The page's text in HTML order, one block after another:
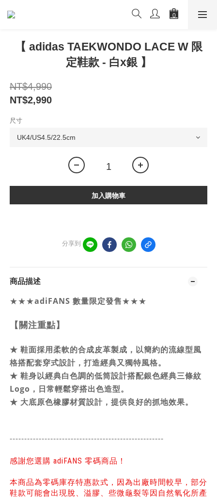
【 adidas TAEKWONDO LACE W 限
定鞋款 - 白x銀 】
NT$4,990
NT$2,990
尺寸
加入購物車
分享到
商品描述
★★★adiFANS 數量限定發售★★★
【關注重點】
★ 鞋面採用柔軟的合成皮革製成，以簡約的流線型風
格搭配套穿式設計，打造經典又獨特風格。
★ 鞋身以經典白色調的低筒設計搭配銀色經典三條紋
Logo，日常輕鬆穿搭出色造型。
★ 大底原色橡膠材質設計，提供良好的抓地效果。
-----------------------------------------------------
感謝您選購 adiFANS 零碼商品！
本商品為零碼庫存特惠款式，因為出廠時間較早，部分
鞋款可能會出現脫、溢膠、些微龜裂等因自然氧化所產